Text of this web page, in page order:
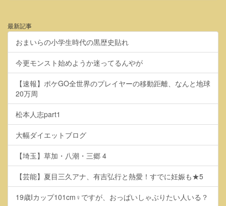
最新記事
おまいらの小学生時代の黒歴史貼れ
今更モンスト始めようか迷ってるんやが
【速報】ポケGO全世界のプレイヤーの移動距離、なんと地球
20万周
松本人志part1
大幅ダイエットブログ
【埼玉】草加・八潮・三郷 4
【芸能】夏目三久アナ、有吉弘行と熱愛！すでに妊娠も★5
19歳Iカップ101cm♀ですが、おっぱいしゃぶりたい人いる？